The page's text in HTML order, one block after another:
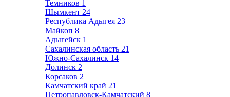
Темников 1
Шымкент 24
Республика Адыгея 23
Майкоп 8
Адыгейск 1
Сахалинская область 21
Южно-Сахалинск 14
Долинск 2
Корсаков 2
Камчатский край 21
Петропавловск-Камчатский 8